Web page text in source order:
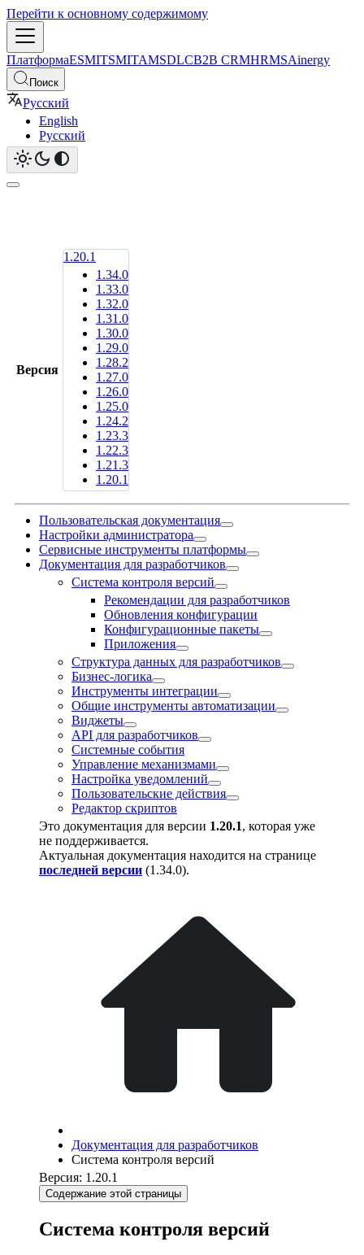
Перейти к основному содержимому
ПлатформаESMITSMITAMSDLCB2B CRMHRMSAinergy
Поиск
Русский
English
Русский
Версия
1.20.1
1.34.0
1.33.0
1.32.0
1.31.0
1.30.0
1.29.0
1.28.2
1.27.0
1.26.0
1.25.0
1.24.2
1.23.3
1.22.3
1.21.3
1.20.1
Пользовательская документация
Настройки администратора
Сервисные инструменты платформы
Документация для разработчиков
Система контроля версий
Рекомендации для разработчиков
Обновления конфигурации
Конфигурационные пакеты
Приложения
Структура данных для разработчиков
Бизнес-логика
Инструменты интеграции
Общие инструменты автоматизации
Виджеты
API для разработчиков
Системные события
Управление механизмами
Настройка уведомлений
Пользовательские действия
Редактор скриптов
Это документация для версии 1.20.1, которая уже
не поддерживается.
Актуальная документация находится на странице
последней версии (1.34.0).
Документация для разработчиков
Система контроля версий
Версия: 1.20.1
Содержание этой страницы
Система контроля версий